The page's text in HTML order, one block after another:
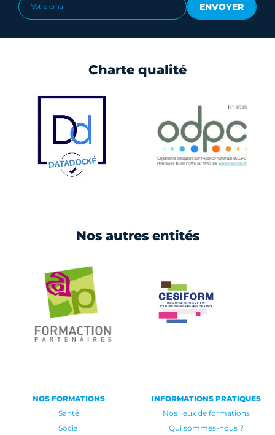
Charte qualité
Nos autres entités
NOS FORMATIONS
Santé
Social
INFORMATIONS PRATIQUES
Nos lieux de formations
Qui sommes-nous ?